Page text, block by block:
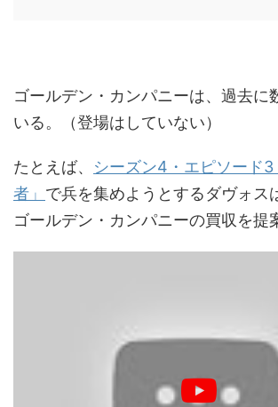
ゴールデン・カンパニーは、過去に
いる。（登場はしていない）
たとえば、 シーズン4・エピソード3
者」 で兵を集めようとするダヴォス
ゴールデン・カンパニーの買収を提